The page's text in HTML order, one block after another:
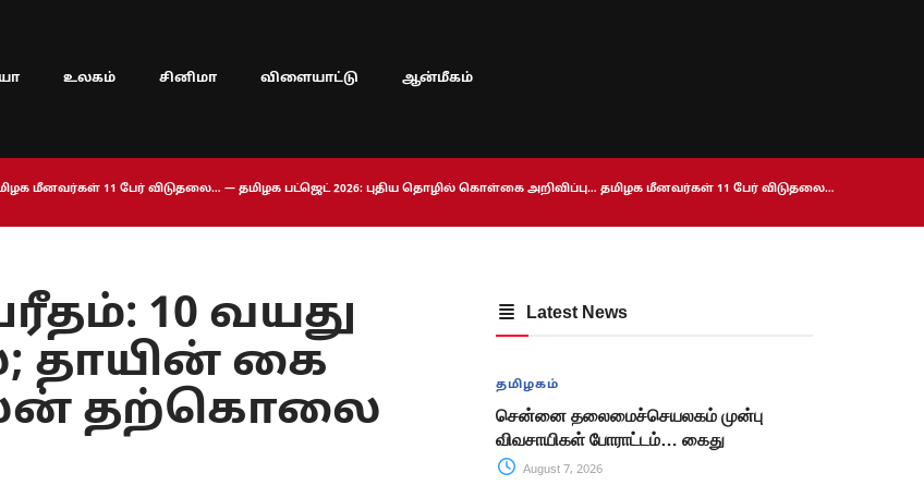
உலகம் சினிமா விளையாட்டு ஆன்மீகம்
மீனவர்கள் 11 பேர் விடுதலை… — தமிழக பட்ஜெட் 2026: புதிய தொழில் கொள்கை அறிவிப்பு… தமிழக மீனவர்கள் 11 பேர் விடுதலை…
10 வயது
தாயின் கை
தற்கொலை
Latest News
தமிழகம்
சென்னை தலைமைச்செயலகம் முன்பு
விவசாயிகள் போராட்டம்… கைது
August 7, 2026